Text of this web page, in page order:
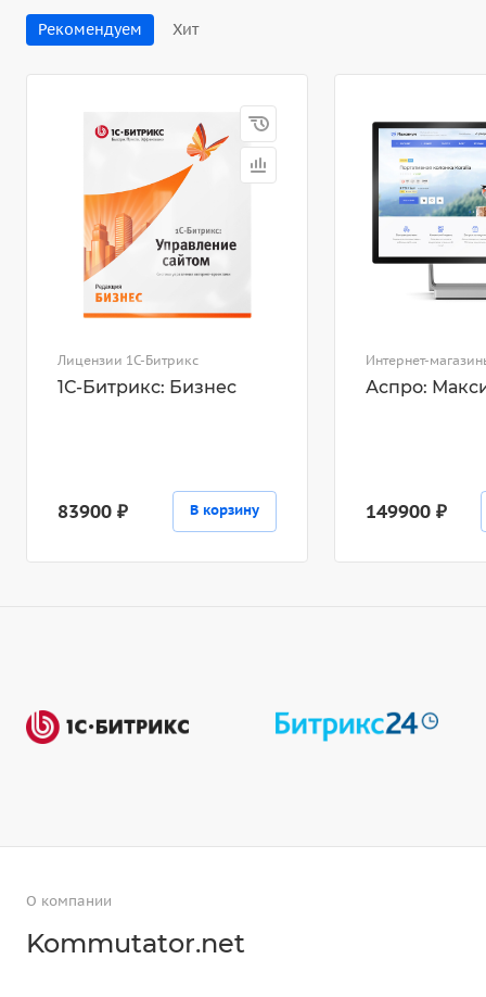
Рекомендуем Хит
Лицензии 1С-Битрикс
1С-Битрикс: Бизнес
83900 ₽ В корзину
Интернет-
Аспро:
149900 ₽
О компании
Kommutator.net